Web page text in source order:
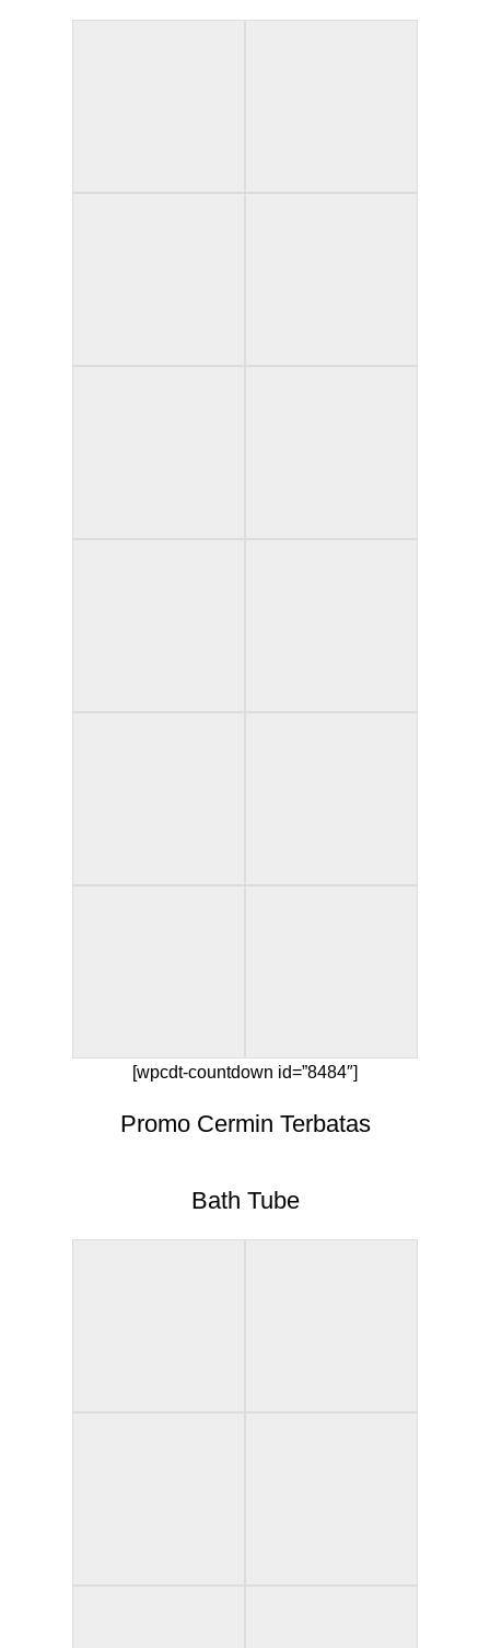
[wpcdt-countdown id=”8484″]
Promo Cermin Terbatas
Bath Tube